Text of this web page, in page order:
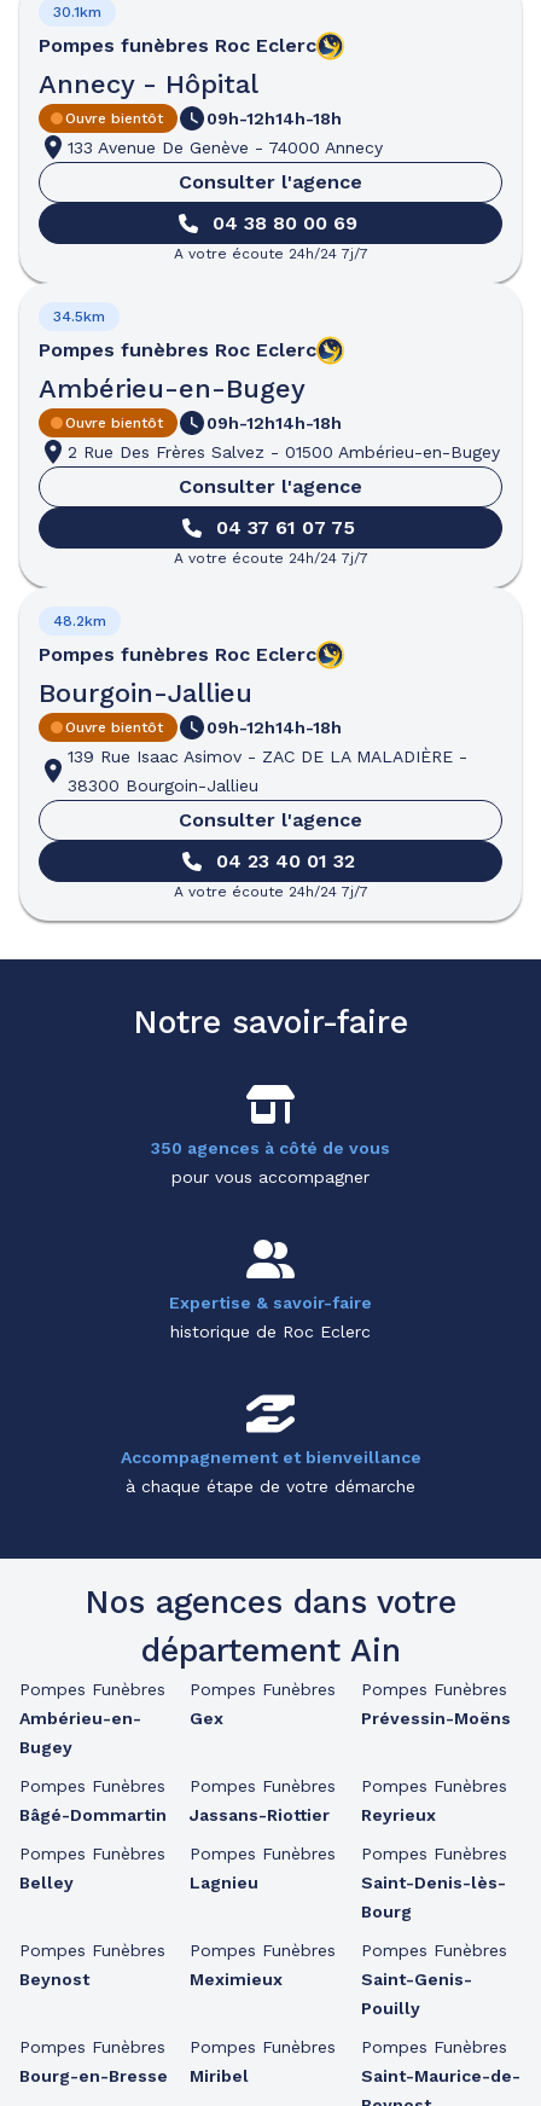
Pompes funèbres Roc Eclerc
Annecy - Hôpital
30.1km
Ouvre bientôt 09h-12h14h-18h
133 Avenue De Genève - 74000 Annecy
Consulter l'agence
04 38 80 00 69
A votre écoute 24h/24 7j/7
Pompes funèbres Roc Eclerc
Ambérieu-en-Bugey
34.5km
Ouvre bientôt 09h-12h14h-18h
2 Rue Des Frères Salvez - 01500 Ambérieu-en-Bugey
Consulter l'agence
04 37 61 07 75
A votre écoute 24h/24 7j/7
Pompes funèbres Roc Eclerc
Bourgoin-Jallieu
48.2km
Ouvre bientôt 09h-12h14h-18h
139 Rue Isaac Asimov - ZAC DE LA MALADIÈRE -
38300 Bourgoin-Jallieu
Consulter l'agence
04 23 40 01 32
A votre écoute 24h/24 7j/7
Notre savoir-faire
350 agences à côté de vous
pour vous accompagner
Expertise & savoir-faire
historique de Roc Eclerc
Accompagnement et bienveillance
à chaque étape de votre démarche
Nos agences dans votre
département Ain
Pompes Funèbres
Ambérieu-en-
Bugey
Pompes Funèbres
Bâgé-Dommartin
Pompes Funèbres
Belley
Pompes Funèbres
Beynost
Pompes Funèbres
Bourg-en-Bresse
Pompes Funèbres
Gex
Pompes Funèbres
Jassans-Riottier
Pompes Funèbres
Lagnieu
Pompes Funèbres
Meximieux
Pompes Funèbres
Miribel
Pompes Funèbres
Prévessin-Moëns
Pompes Funèbres
Reyrieux
Pompes Funèbres
Saint-Denis-lès-
Bourg
Pompes Funèbres
Saint-Genis-
Pouilly
Pompes Funèbres
Saint-Maurice-de-